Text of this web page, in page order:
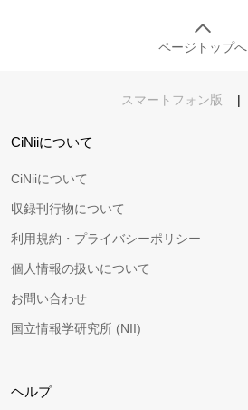
ページトップへ
スマートフォン版 |
CiNiiについて
CiNiiについて
収録刊行物について
利用規約・プライバシーポリシー
個人情報の扱いについて
お問い合わせ
国立情報学研究所 (NII)
ヘルプ